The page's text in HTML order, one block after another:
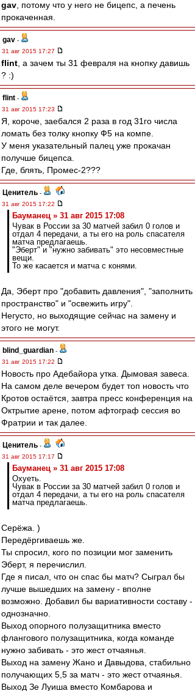
gav , потому что у него не бицепс, а печень
прокаченная.
gav -
31 авг 2015 17:27
flint , а зачем ты 31 февраля на кнопку давишь
? :)
flint -
31 авг 2015 17:23
Я, короче, заебался 2 раза в год 31го числа
ломать без толку кнопку Ф5 на компе.
У меня указательный палец уже прокачан
получше бицепса.
Где, блять, Промес-2???
Ценитель -
31 авг 2015 17:22
Бауманец » 31 авг 2015 17:08
Чувак в России за 30 матчей забил 0 голов и
отдал 4 передачи, а ты его на роль спасателя
матча предлагаешь.
"Эберт" и "нужно забивать" это несовместные
вещи.
То же касается и матча с конями.
Да, Эберт про "добавить давления", "заполнить
пространство" и "освежить игру".
Негусто, но выходящие сейчас на замену и
этого не могут.
blind_guardian -
31 авг 2015 17:22
Новость про Адебайора утка. Дымовая завеса.
На самом деле вечером будет топ новость что
Кротов остаётся, завтра пресс конференция на
Октрытие арене, потом афтограф сессия во
Фратрии и так далее.
Ценитель -
31 авг 2015 17:17
Бауманец » 31 авг 2015 17:08
Охуеть.
Чувак в России за 30 матчей забил 0 голов и
отдал 4 передачи, а ты его на роль спасателя
матча предлагаешь.
Серёжа. )
Передёргиваешь же.
Ты спросил, кого по позиции мог заменить
Эберт, я перечислил.
Где я писал, что он спас бы матч? Сыграл бы
лучше вышедших на замену - вполне
возможно. Добавил бы вариативности составу -
однозначно.
Выход опорного полузащитника вместо
флангового полузащитника, когда команде
нужно забивать - это жест отчаянья.
Выход на замену Жано и Давыдова, стабильно
получающих 5,5 за матч - это жест отчаянья.
Выход Зе Луиша вместо Комбарова и